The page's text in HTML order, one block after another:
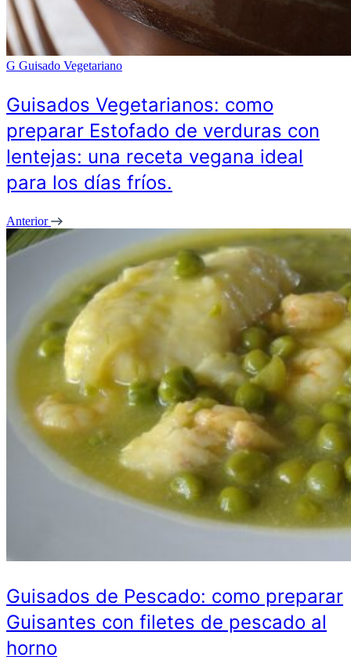
G Guisado Vegetariano
Guisados Vegetarianos: como
preparar Estofado de verduras con
lentejas: una receta vegana ideal
para los días fríos.
Anterior
Guisados de Pescado: como preparar
Guisantes con filetes de pescado al
horno